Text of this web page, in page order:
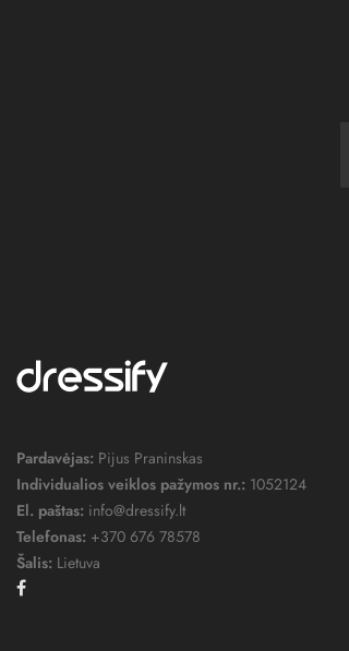
Pardavėjas: Pijus Praninskas
Individualios veiklos pažymos nr.: 1052124
El. paštas: info@dressify.lt
Telefonas: +370 676 78578
Šalis: Lietuva